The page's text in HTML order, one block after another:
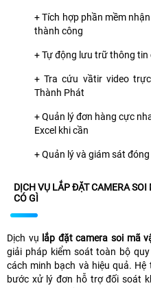
+ Tích hợp phần mềm
thành công
+ Tự động lưu trữ thông tin
+ Tra cứu vầtir video
Thành Phát
+ Quản lý đơn hàng cực
Excel khi cần
+ Quản lý và giám sát
DỊCH VỤ LẮP ĐẶT CAMERA
CÓ GÌ
Dịch vụ lắp đặt camera soi mã
giải pháp kiểm soát toàn bộ
cách minh bạch và hiệu quả.
bước xử lý đơn hỗ trợ đối soát